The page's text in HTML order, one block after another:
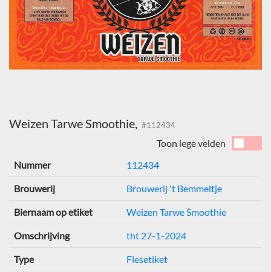
Weizen Tarwe Smoothie, #112434
Toon lege velden
Nummer
112434
Brouwerij Brouwerij 't Bemmeltje
Biernaam op etiket Weizen Tarwe Smoothie
Omschrijving tht 27-1-2024
Type Flesetiket